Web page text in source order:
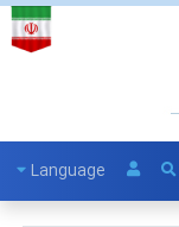
Language